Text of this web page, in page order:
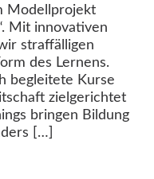
Modellprojekt
Mit innovativen
straffälligen
des Lernens.
begleitete Kurse
zielgerichtet
bringen Bildung
[…]